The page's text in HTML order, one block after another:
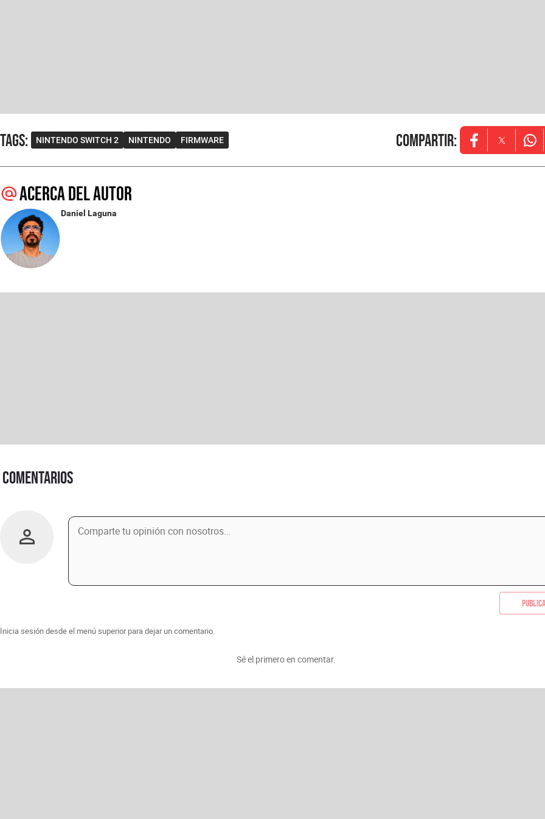
Tags: NINTENDO SWITCH 2 NINTENDO FIRMWARE Compartir: Opens in new
Opens in
Acerca del autor
Daniel Laguna
Comentarios
Inicia sesión desde el menú superior para dejar un comentario.
Sé el primero en comentar.